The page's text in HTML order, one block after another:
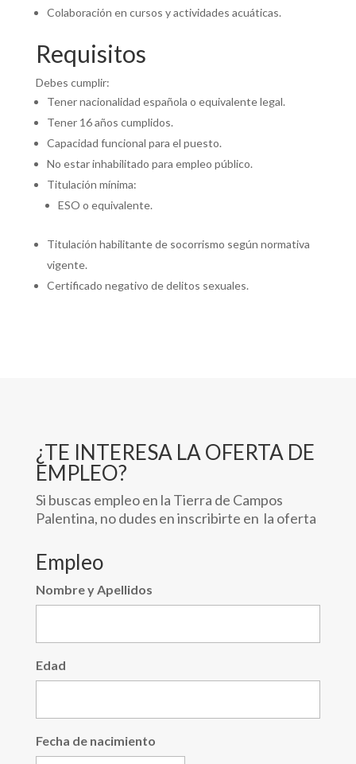
Colaboración en cursos y actividades acuáticas.
Requisitos
Debes cumplir:
Tener nacionalidad española o equivalente legal.
Tener 16 años cumplidos.
Capacidad funcional para el puesto.
No estar inhabilitado para empleo público.
Titulación mínima:
ESO o equivalente.
Titulación habilitante de socorrismo según normativa
vigente.
Certificado negativo de delitos sexuales.
¿TE INTERESA LA OFERTA DE
EMPLEO?
Si buscas empleo en la Tierra de Campos
Palentina, no dudes en inscribirte en la oferta
Empleo
Nombre y Apellidos
Edad
Fecha de nacimiento